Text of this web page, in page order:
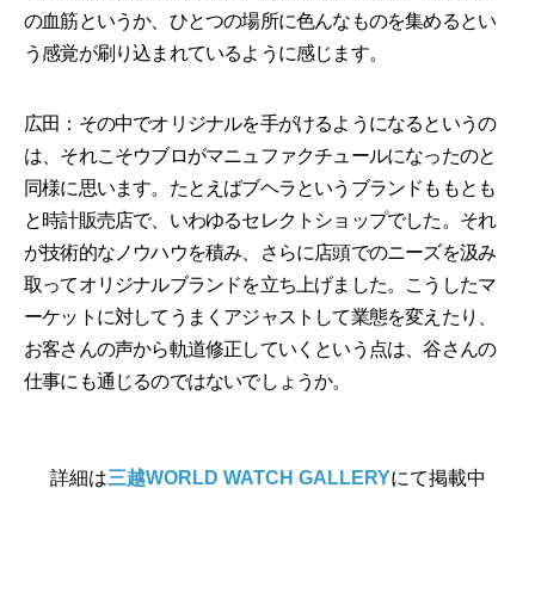
の血筋というか、ひとつの場所に色んなものを集めるとい
う感覚が刷り込まれているように感じます。
広田：その中でオリジナルを手がけるようになるというの
は、それこそウブロがマニュファクチュールになったのと
同様に思います。たとえばブヘラというブランドももとも
と時計販売店で、いわゆるセレクトショップでした。それ
が技術的なノウハウを積み、さらに店頭でのニーズを汲み
取ってオリジナルブランドを立ち上げました。こうしたマ
ーケットに対してうまくアジャストして業態を変えたり、
お客さんの声から軌道修正していくという点は、谷さんの
仕事にも通じるのではないでしょうか。
詳細は三越WORLD WATCH GALLERYにて掲載中